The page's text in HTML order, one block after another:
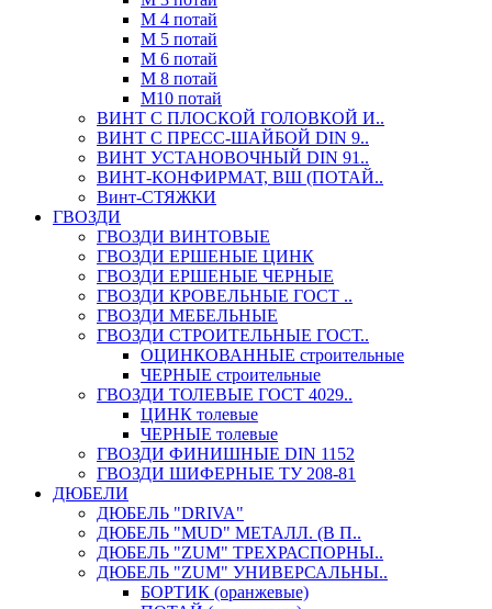
М 4 потай
М 5 потай
М 6 потай
М 8 потай
М10 потай
ВИНТ С ПЛОСКОЙ ГОЛОВКОЙ И..
ВИНТ С ПРЕСС-ШАЙБОЙ DIN 9..
ВИНТ УСТАНОВОЧНЫЙ DIN 91..
ВИНТ-КОНФИРМАТ, ВШ (ПОТАЙ..
Винт-СТЯЖКИ
ГВОЗДИ
ГВОЗДИ ВИНТОВЫЕ
ГВОЗДИ ЕРШЕНЫЕ ЦИНК
ГВОЗДИ ЕРШЕНЫЕ ЧЕРНЫЕ
ГВОЗДИ КРОВЕЛЬНЫЕ ГОСТ ..
ГВОЗДИ МЕБЕЛЬНЫЕ
ГВОЗДИ СТРОИТЕЛЬНЫЕ ГОСТ..
ОЦИНКОВАННЫЕ строительные
ЧЕРНЫЕ строительные
ГВОЗДИ ТОЛЕВЫЕ ГОСТ 4029..
ЦИНК толевые
ЧЕРНЫЕ толевые
ГВОЗДИ ФИНИШНЫЕ DIN 1152
ГВОЗДИ ШИФЕРНЫЕ ТУ 208-81
ДЮБЕЛИ
ДЮБЕЛЬ "DRIVA"
ДЮБЕЛЬ "MUD" МЕТАЛЛ. (В П..
ДЮБЕЛЬ "ZUM" ТРЕХРАСПОРНЫ..
ДЮБЕЛЬ "ZUM" УНИВЕРСАЛЬНЫ..
БОРТИК (оранжевые)